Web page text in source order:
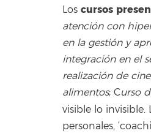
Los cursos
atención con
en la gestión y
integración en el
realización de cine
alimentos; Curso
visible lo invisible.
personales,